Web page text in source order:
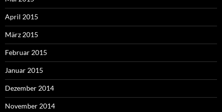
April 2015
März 2015
Februar 2015
Januar 2015
Dezember 2014
November 2014